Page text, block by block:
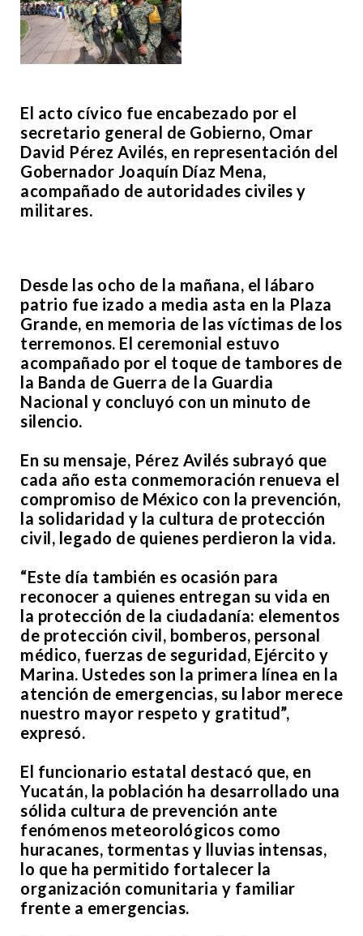
El acto cívico fue encabezado por el
secretario general de Gobierno, Omar
David Pérez Avilés, en representación del
Gobernador Joaquín Díaz Mena,
acompañado de autoridades civiles y
militares.
Desde las ocho de la mañana, el lábaro
patrio fue izado a media asta en la Plaza
Grande, en memoria de las víctimas de los
terremonos. El ceremonial estuvo
acompañado por el toque de tambores de
la Banda de Guerra de la Guardia
Nacional y concluyó con un minuto de
silencio.
En su mensaje, Pérez Avilés subrayó que
cada año esta conmemoración renueva el
compromiso de México con la prevención,
la solidaridad y la cultura de protección
civil, legado de quienes perdieron la vida.
“Este día también es ocasión para
reconocer a quienes entregan su vida en
la protección de la ciudadanía: elementos
de protección civil, bomberos, personal
médico, fuerzas de seguridad, Ejército y
Marina. Ustedes son la primera línea en la
atención de emergencias, su labor merece
nuestro mayor respeto y gratitud”,
expresó.
El funcionario estatal destacó que, en
Yucatán, la población ha desarrollado una
sólida cultura de prevención ante
fenómenos meteorológicos como
huracanes, tormentas y lluvias intensas,
lo que ha permitido fortalecer la
organización comunitaria y familiar
frente a emergencias.